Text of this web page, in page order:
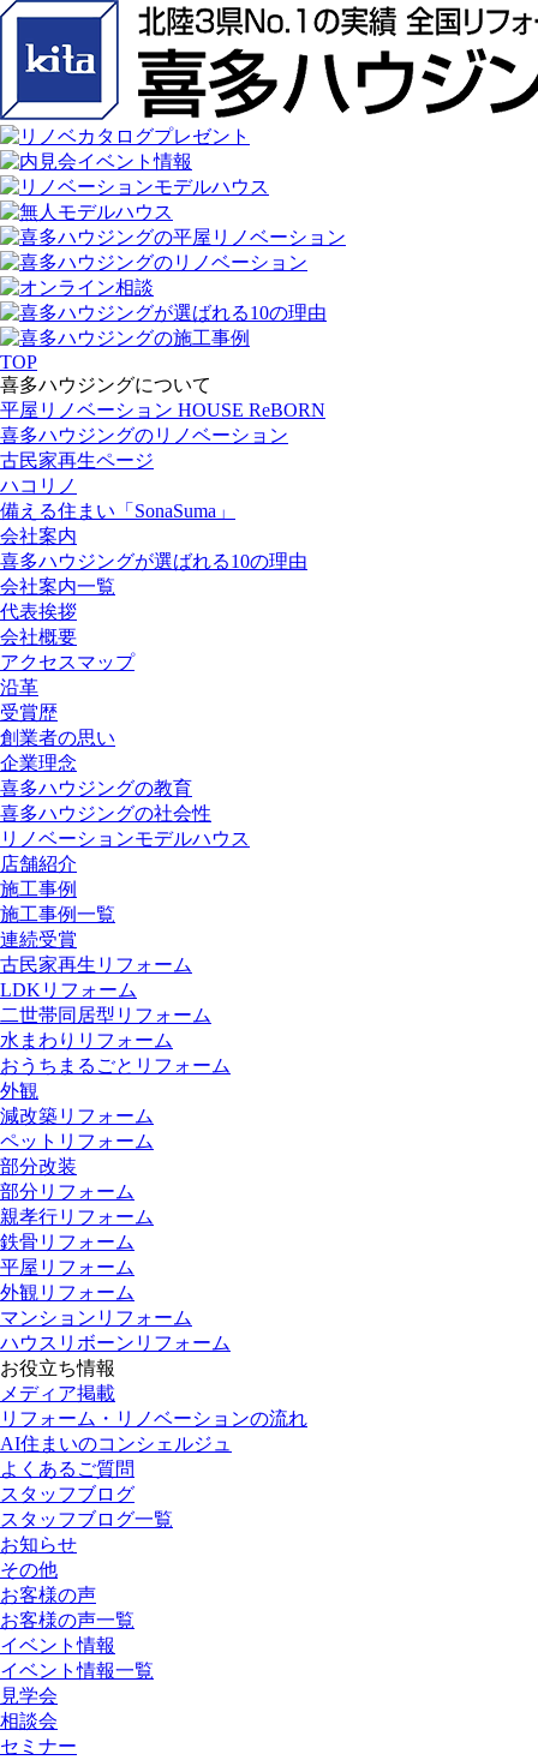
TOP
喜多ハウジングについて
平屋リノベーション HOUSE ReBORN
喜多ハウジングのリノベーション
古民家再生ページ
ハコリノ
備える住まい「SonaSuma」
会社案内
喜多ハウジングが選ばれる10の理由
会社案内一覧
代表挨拶
会社概要
アクセスマップ
沿革
受賞歴
創業者の思い
企業理念
喜多ハウジングの教育
喜多ハウジングの社会性
リノベーションモデルハウス
店舗紹介
施工事例
施工事例一覧
連続受賞
古民家再生リフォーム
LDKリフォーム
二世帯同居型リフォーム
水まわりリフォーム
おうちまるごとリフォーム
外観
減改築リフォーム
ペットリフォーム
部分改装
部分リフォーム
親孝行リフォーム
鉄骨リフォーム
平屋リフォーム
外観リフォーム
マンションリフォーム
ハウスリボーンリフォーム
お役立ち情報
メディア掲載
リフォーム・リノベーションの流れ
AI住まいのコンシェルジュ
よくあるご質問
スタッフブログ
スタッフブログ一覧
お知らせ
その他
お客様の声
お客様の声一覧
イベント情報
イベント情報一覧
見学会
相談会
セミナー